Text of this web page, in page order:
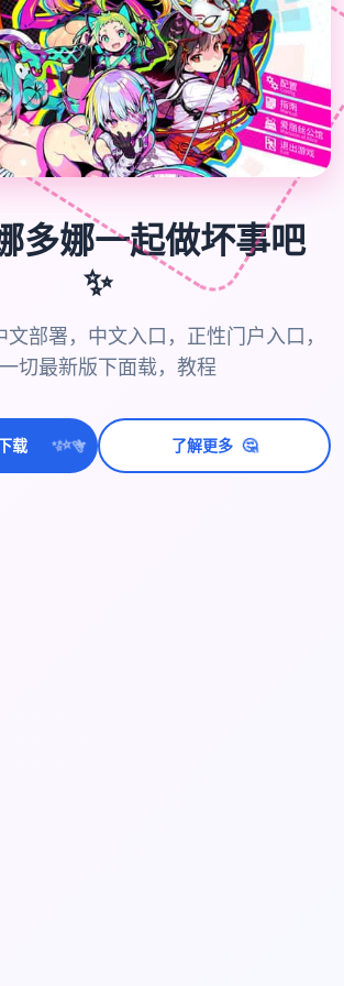
多娜一起做坏事吧
✨
文部署，中文入口，正性门户入口，
一切最新版下面载，教程
载 ✨⭐💫 了解更多 🤔